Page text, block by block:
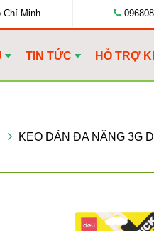
Chí Minh
TIN TỨC HỖ TRỢ
KEO DÁN ĐA NĂNG 3G